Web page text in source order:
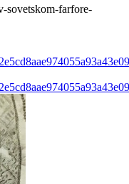
sovetskom-farfore-